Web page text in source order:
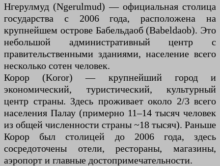
Нгерулмуд (Ngerulmud) — официальная столица
государства с 2006 года, расположена на
крупнейшем острове Бабельдаоб (Babeldaob). Это
небольшой административный центр с
правительственными зданиями, население всего
несколько сотен человек.
Корор (Koror) — крупнейший город и
экономический, туристический, культурный
центр страны. Здесь проживает около 2/3 всего
населения Палау (примерно 11–14 тысяч человек
из общей численности страны ~18 тысяч). Раньше
Корор был столицей до 2006 года, здесь
сосредоточены отели, рестораны, магазины,
аэропорт и главные достопримечательности.